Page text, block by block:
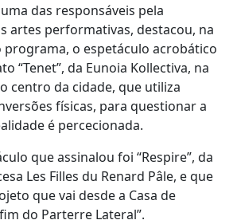
das responsáveis pela
artes performativas, destacou, na
programa, o espetáculo acrobático
“Tenet”, da Eunoia Kollectiva, na
centro da cidade, que utiliza
físicas, para questionar a
é percecionada.
que assinalou foi “Respire”, da
Les Filles du Renard Pâle, e que
que vai desde a Casa de
do Parterre Lateral”.